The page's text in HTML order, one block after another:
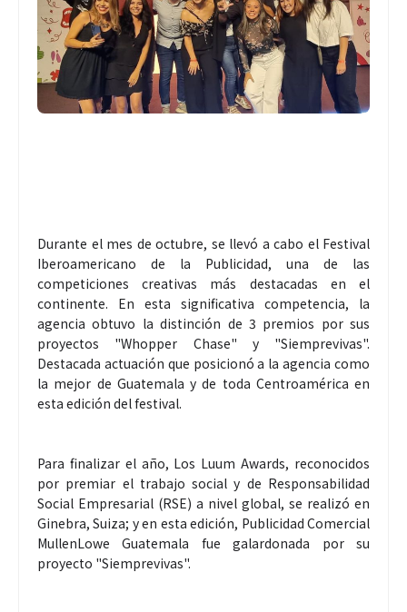
Durante el mes de octubre, se llevó a cabo el Festival
Iberoamericano de la Publicidad, una de las
competiciones creativas más destacadas en el
continente. En esta significativa competencia, la
agencia obtuvo la distinción de 3 premios por sus
proyectos "Whopper Chase" y "Siemprevivas".
Destacada actuación que posicionó a la agencia como
la mejor de Guatemala y de toda Centroamérica en
esta edición del festival.
Para finalizar el año, Los Luum Awards, reconocidos
por premiar el trabajo social y de Responsabilidad
Social Empresarial (RSE) a nivel global, se realizó en
Ginebra, Suiza; y en esta edición, Publicidad Comercial
MullenLowe Guatemala fue galardonada por su
proyecto "Siemprevivas".